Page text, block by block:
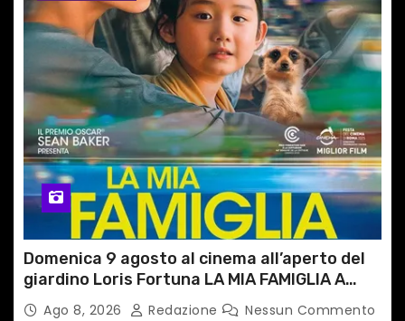
Domenica 9 agosto al cinema all’aperto del
giardino Loris Fortuna LA MIA FAMIGLIA A
TAIPEIAgo 8, 2026 Redazione Nessun Commento